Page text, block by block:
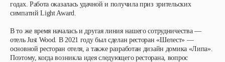
годах. Работа оказалась удачной и получила приз зрительских
симпатий Light Award.
В то же время началась и другая линия нашего сотрудничества —
отель Just Wood. В 2021 году был сделан ресторан «Шелест» —
основной ресторан отеля, а также разработан дизайн домика «Липа».
Поэтому, когда возникла идея следующего ресторана, вопрос